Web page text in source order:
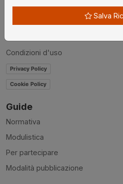
News
Condizioni d'uso
Privacy Policy
Cookie Policy
Guide
Normativa
Modulistica
Per partecipare
Modalità pubblicazione
Salva